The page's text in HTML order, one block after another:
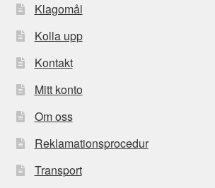
Klagomål
Kolla upp
Kontakt
Mitt konto
Om oss
Reklamationsprocedur
Transport